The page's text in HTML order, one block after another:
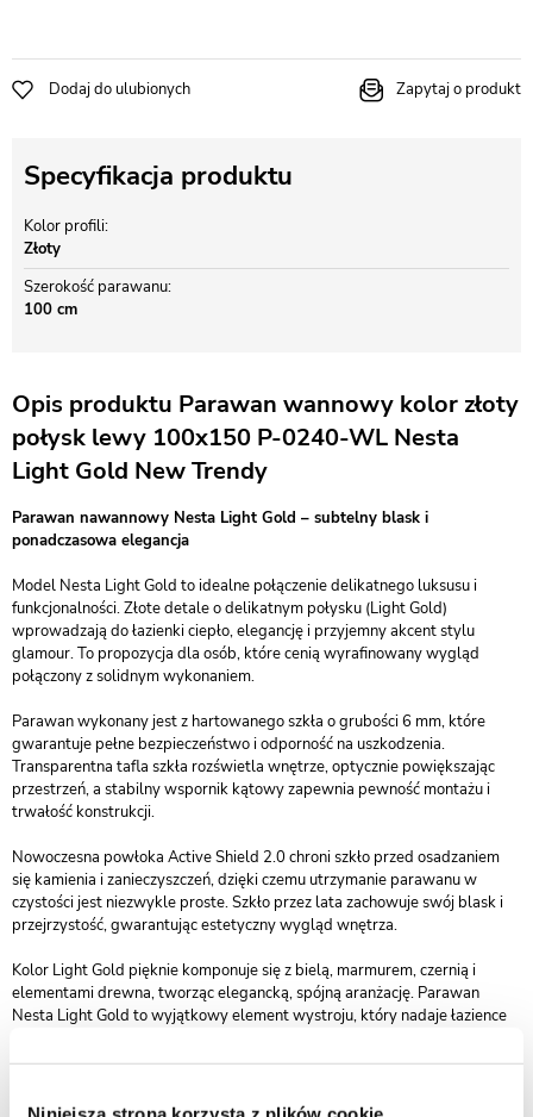
Dodaj do ulubionych Zapytaj o produkt
Specyfikacja produktu
Kolor profili
Złoty
Szerokość parawanu
100 cm
Opis produktu Parawan wannowy kolor złoty
połysk lewy 100x150 P-0240-WL Nesta
Light Gold New Trendy
Parawan nawannowy Nesta Light Gold – subtelny blask i
ponadczasowa elegancja
Model Nesta Light Gold to idealne połączenie delikatnego luksusu i
funkcjonalności. Złote detale o delikatnym połysku (Light Gold)
wprowadzają do łazienki ciepło, elegancję i przyjemny akcent stylu
glamour. To propozycja dla osób, które cenią wyrafinowany wygląd
połączony z solidnym wykonaniem.
Parawan wykonany jest z hartowanego szkła o grubości 6 mm, które
gwarantuje pełne bezpieczeństwo i odporność na uszkodzenia.
Transparentna tafla szkła rozświetla wnętrze, optycznie powiększając
przestrzeń, a stabilny wspornik kątowy zapewnia pewność montażu i
trwałość konstrukcji.
Nowoczesna powłoka Active Shield 2.0 chroni szkło przed osadzaniem
się kamienia i zanieczyszczeń, dzięki czemu utrzymanie parawanu w
czystości jest niezwykle proste. Szkło przez lata zachowuje swój blask i
przejrzystość, gwarantując estetyczny wygląd wnętrza.
Kolor Light Gold pięknie komponuje się z bielą, marmurem, czernią i
elementami drewna, tworząc elegancką, spójną aranżację. Parawan
Nesta Light Gold to wyjątkowy element wystroju, który nadaje łazience
potwierdza jej wysoką jakość wykonania i trwałość. To doskonały wybór